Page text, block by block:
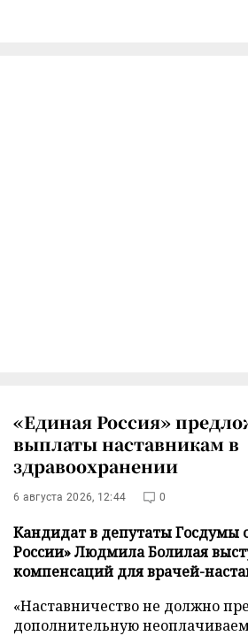
«Единая Россия»
выплаты наставникам в
здравоохранении
6 августа 2026, 12:44 0
Кандидат в депутаты Госдумы
России» Людмила Болилая
компенсаций для врачей-
«Наставничество не должно
дополнительную